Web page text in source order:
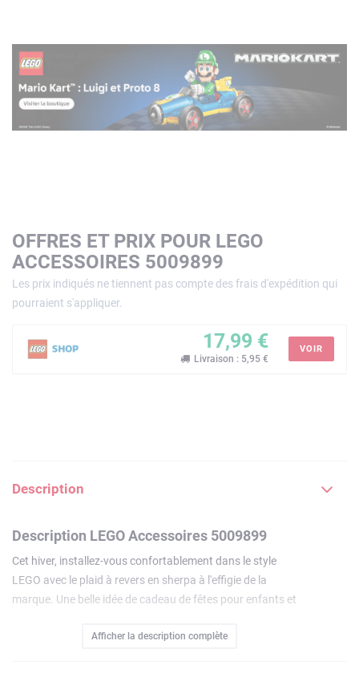
OFFRES ET PRIX POUR LEGO
ACCESSOIRES 5009899
Les prix indiqués ne tiennent pas compte des frais d'expédition qui
pourraient s'appliquer.
17,99 €
Livraison : 5,95 €
VOIR
Description
Description LEGO Accessoires 5009899
Cet hiver, installez-vous confortablement dans le style
LEGO avec le plaid à revers en sherpa à l'effigie de la
marque. Une belle idée de cadeau de fêtes pour enfants et
et de briques LEGO sur un fond en flanelle blanche. Le
Afficher la description complète